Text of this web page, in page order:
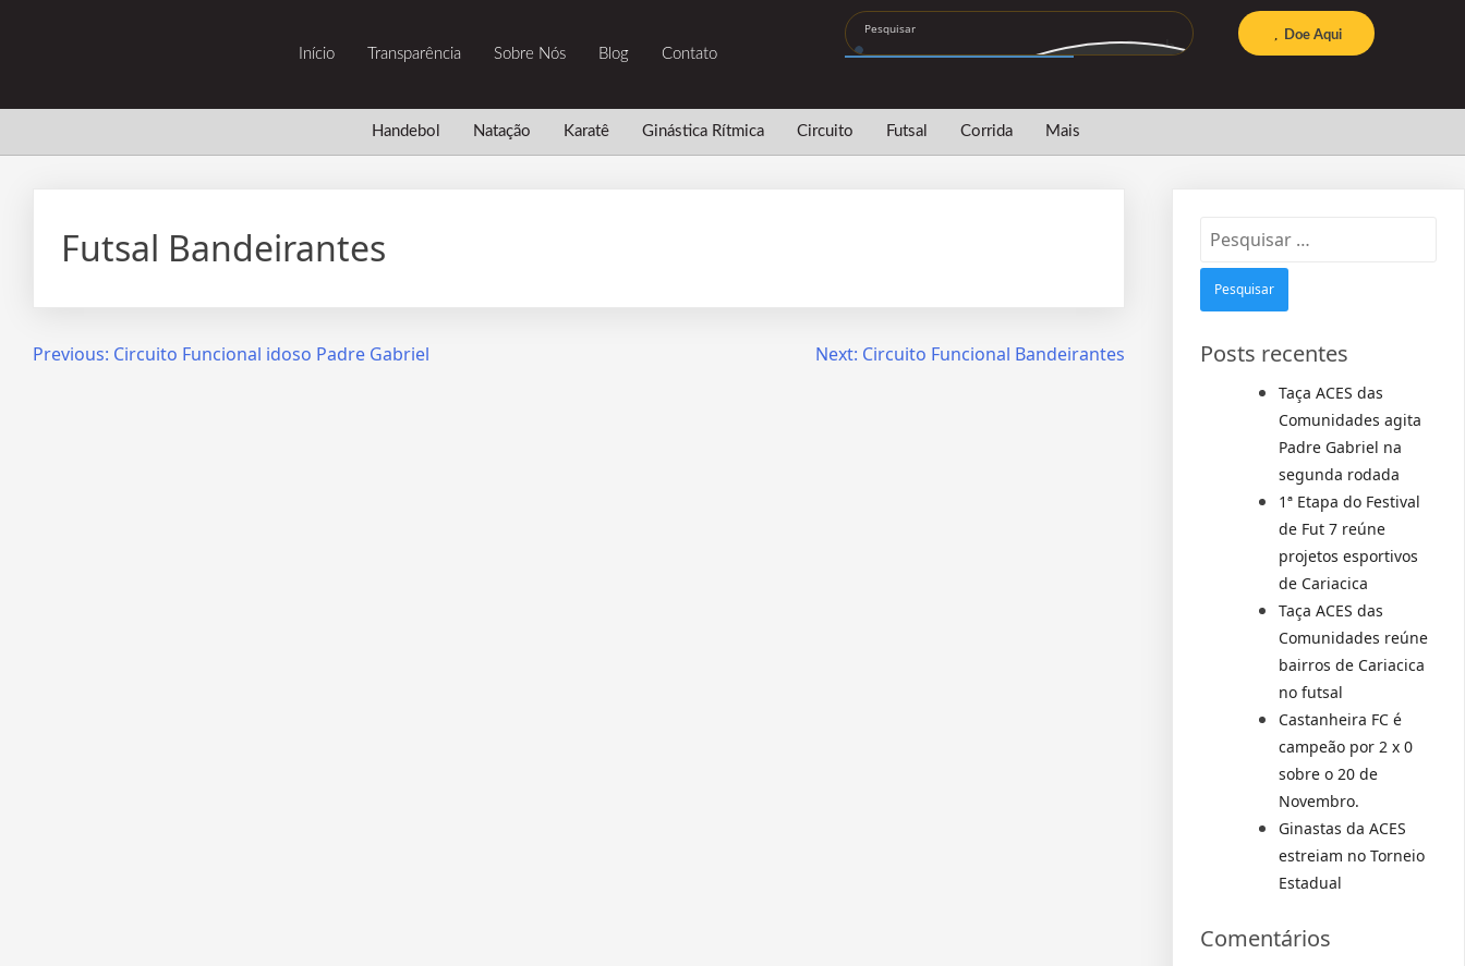
Início Transparência Sobre Nós Blog Contato Search Doe Aqui
Handebol Natação Karatê Ginástica Rítmica Circuito Futsal Corrida Mais
Futsal Bandeirantes
Previous: Circuito Funcional idoso Padre Gabriel Next: Circuito Funcional Bandeirantes Posts recentes
Taça ACES das
Comunidades agita
Padre Gabriel na
segunda rodada
1ª Etapa do Festival
de Fut 7 reúne
projetos esportivos
de Cariacica
Taça ACES das
Comunidades reúne
bairros de Cariacica
no futsal
Castanheira FC é
campeão por 2 x 0
sobre o 20 de
Novembro.
Ginastas da ACES
estreiam no Torneio
Estadual
Comentários